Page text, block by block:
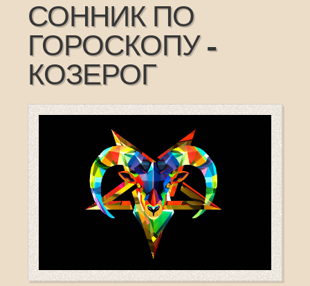
СОННИК ПО
ГОРОСКОПУ -
КОЗЕРОГ